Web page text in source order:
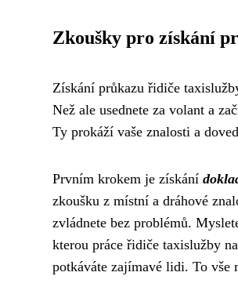
Zkoušky pro získání
Získání průkazu řidiče
Než ale usednete za volant a
Ty prokáží vaše znalosti a
Prvním krokem je získání
zkoušku z místní a dráhové
zvládnete bez problémů.
kterou práce řidiče taxislužby
potkáváte zajímavé lidi. To vše